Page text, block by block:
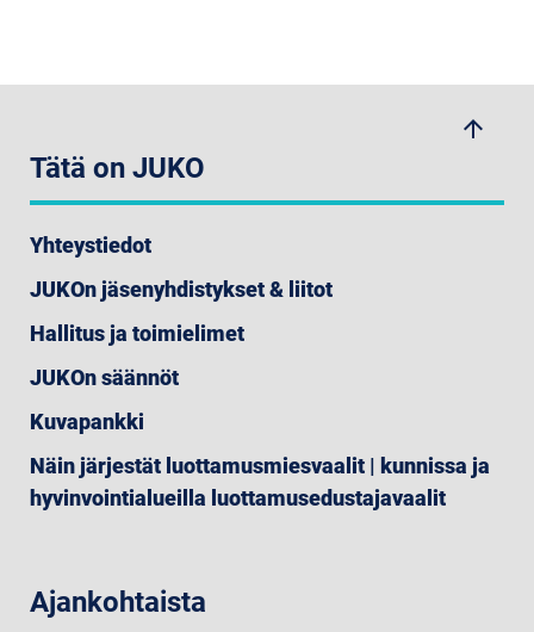
arrow_upwards
Tätä on JUKO
Yhteystiedot
JUKOn jäsenyhdistykset & liitot
Hallitus ja toimielimet
JUKOn säännöt
Kuvapankki
Näin järjestät luottamusmiesvaalit | kunnissa ja
hyvinvointialueilla luottamusedustajavaalit
Ajankohtaista